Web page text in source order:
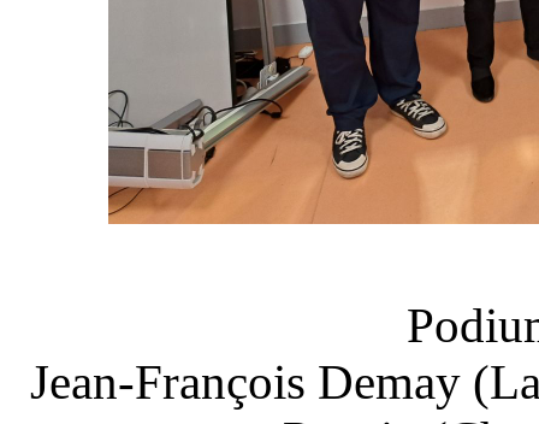
Jean-François Demay